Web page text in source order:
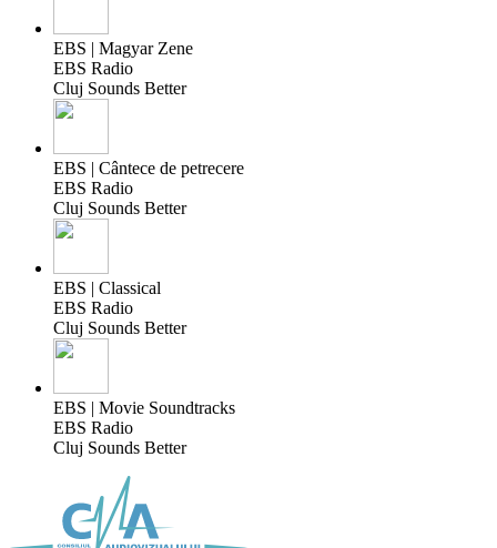
EBS | Magyar Zene
EBS Radio
Cluj Sounds Better
EBS | Cântece de petrecere
EBS Radio
Cluj Sounds Better
EBS | Classical
EBS Radio
Cluj Sounds Better
EBS | Movie Soundtracks
EBS Radio
Cluj Sounds Better